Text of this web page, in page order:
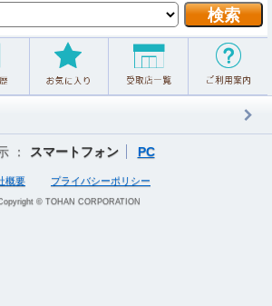
： スマートフォン PC
概要 プライバシーポリシー
© TOHAN CORPORATION